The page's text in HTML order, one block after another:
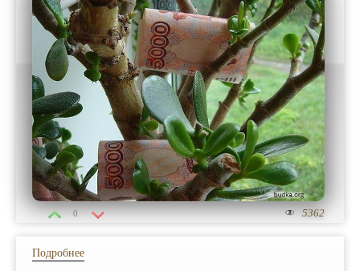
5362
0
Подробнее